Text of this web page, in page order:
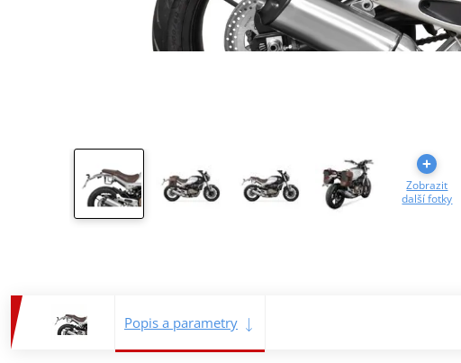
Zobrazit
další fotky
Popis a parametry